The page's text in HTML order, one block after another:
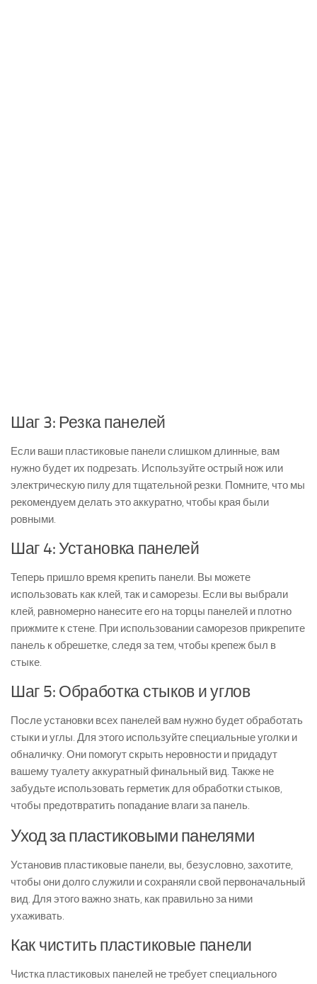
Шаг 3: Резка панелей
Если ваши пластиковые панели слишком длинные, вам
нужно будет их подрезать. Используйте острый нож или
электрическую пилу для тщательной резки. Помните, что мы
рекомендуем делать это аккуратно, чтобы края были
ровными.
Шаг 4: Установка панелей
Теперь пришло время крепить панели. Вы можете
использовать как клей, так и саморезы. Если вы выбрали
клей, равномерно нанесите его на торцы панелей и плотно
прижмите к стене. При использовании саморезов прикрепите
панель к обрешетке, следя за тем, чтобы крепеж был в
стыке.
Шаг 5: Обработка стыков и углов
После установки всех панелей вам нужно будет обработать
стыки и углы. Для этого используйте специальные уголки и
обналичку. Они помогут скрыть неровности и придадут
вашему туалету аккуратный финальный вид. Также не
забудьте использовать герметик для обработки стыков,
чтобы предотвратить попадание влаги за панель.
Уход за пластиковыми панелями
Установив пластиковые панели, вы, безусловно, захотите,
чтобы они долго служили и сохраняли свой первоначальный
вид. Для этого важно знать, как правильно за ними
ухаживать.
Как чистить пластиковые панели
Чистка пластиковых панелей не требует специального